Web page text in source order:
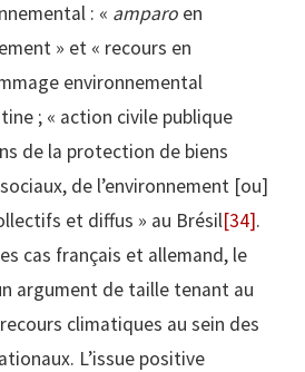
: « amparo en
» et « recours en
environnemental
; « action civile publique
de la protection de biens
de l’environnement [ou]
et diffus » au Brésil[34].
cas français et allemand, le
argument de taille tenant au
climatiques au sein des
L’issue positive